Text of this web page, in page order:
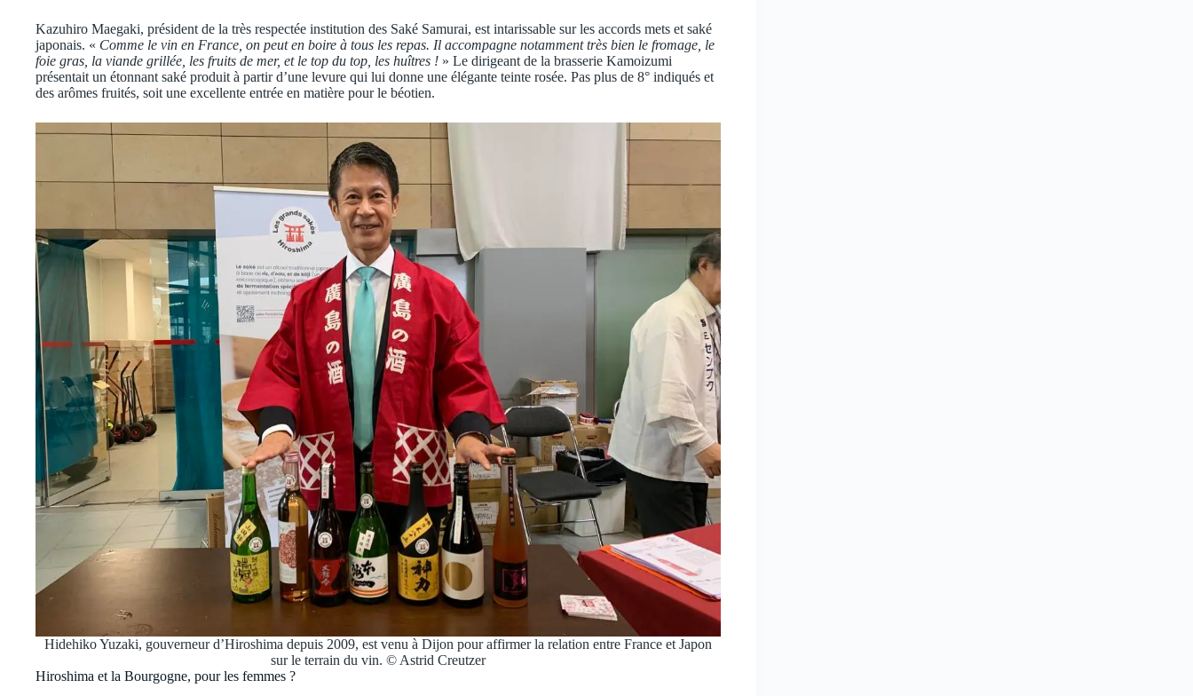
Kazuhiro Maegaki, président de la très respectée institution des Saké Samurai, est intarissable sur les accords mets et saké
japonais. « Comme le vin en France, on peut en boire à tous les repas. Il accompagne notamment très bien le fromage, le
foie gras, la viande grillée, les fruits de mer, et le top du top, les huîtres ! » Le dirigeant de la brasserie Kamoizumi
présentait un étonnant saké produit à partir d’une levure qui lui donne une élégante teinte rosée. Pas plus de 8° indiqués et
des arômes fruités, soit une excellente entrée en matière pour le béotien.
Hidehiko Yuzaki, gouverneur d’Hiroshima depuis 2009, est venu à Dijon pour affirmer la relation entre France et Japon
sur le terrain du vin. © Astrid Creutzer
Hiroshima et la Bourgogne, pour les femmes ?